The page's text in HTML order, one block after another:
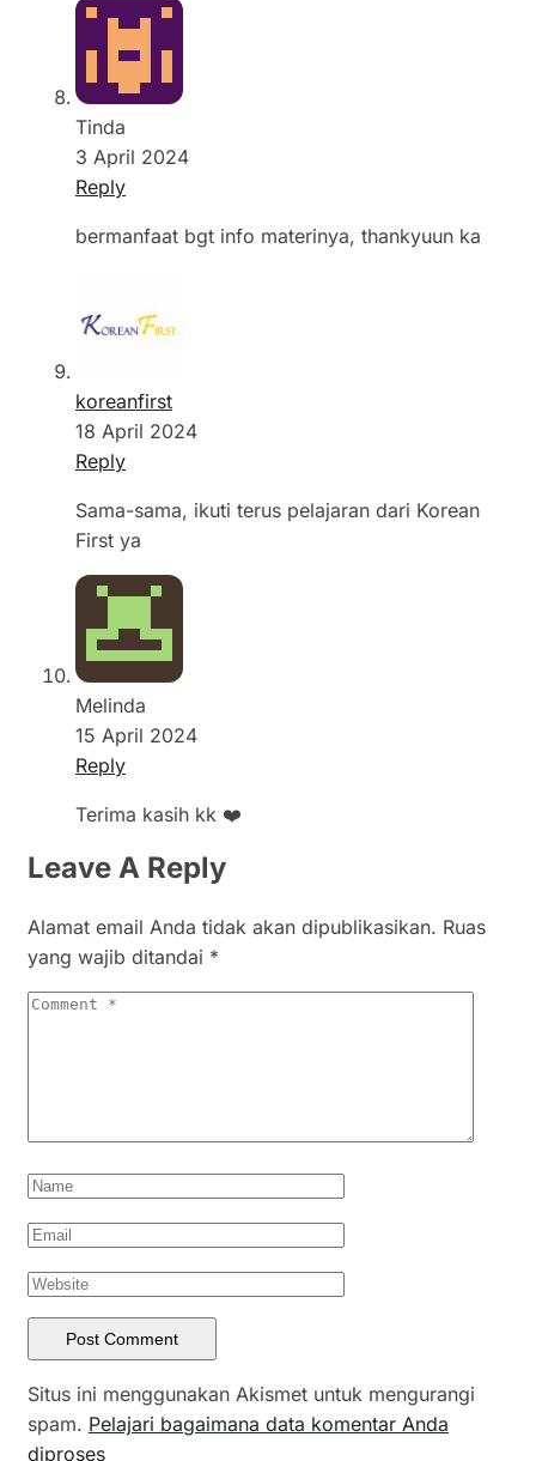
Tinda
3 April 2024
Reply
bermanfaat bgt info materinya, thankyuun ka
koreanfirst
18 April 2024
Reply
Sama-sama, ikuti terus pelajaran dari Korean
First ya
Melinda
15 April 2024
Reply
Terima kasih kk ❤️
Leave A Reply
Alamat email Anda tidak akan dipublikasikan. Ruas
yang wajib ditandai *
Situs ini menggunakan Akismet untuk mengurangi
spam. Pelajari bagaimana data komentar Anda
diproses